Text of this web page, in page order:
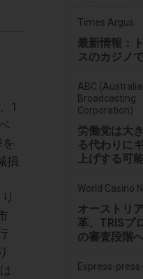
1
損
Times Argus
最新情報：
スのカジノ
ABC
Broadcasting
Corporation)
労働党は大
る代わりに
上げする可
World Casino
オーストリ
革、TRISプ
の審査段階
Express-